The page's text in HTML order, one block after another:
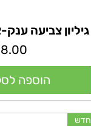
גיליון צביעה
מחיר
הוספה
חדש